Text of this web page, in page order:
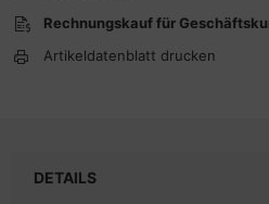
Rechnungskauf für
Artikeldatenblatt drucken
DETAILS